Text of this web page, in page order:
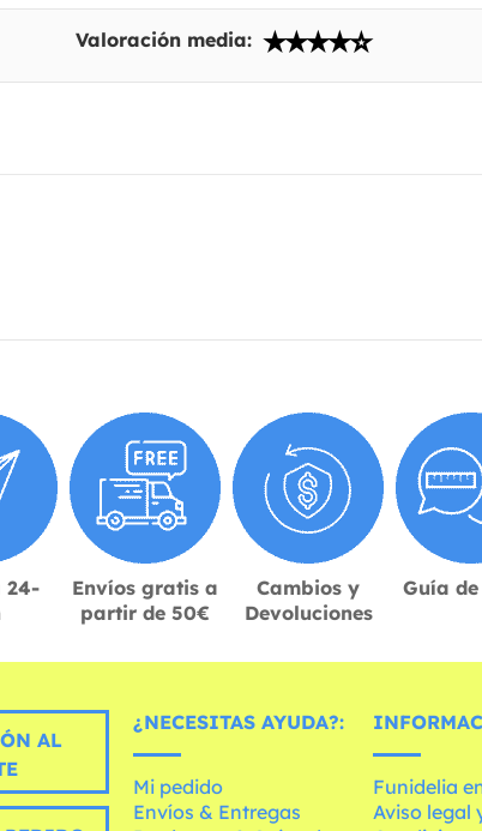
Valoración media:
24-
Envíos gratis a
partir de 50€
Cambios y
Devoluciones
Guía
AL
¿NECESITAS AYUDA?:
Mi pedido
Envíos & Entregas
Funidelia
Aviso legal